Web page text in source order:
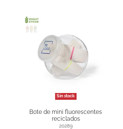
Sin stock
Bote de mini fluorescentes
reciclados
20289